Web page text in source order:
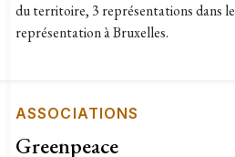
du territoire, 3 représentations dans
représentation à Bruxelles.
ASSOCIATIONS
Greenpeace